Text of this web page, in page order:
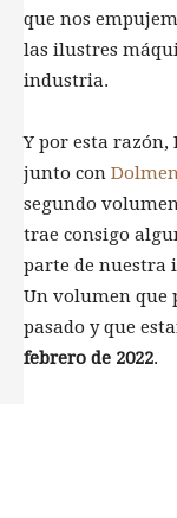
que nos
las ilustres
industria.
Y por esta
junto con
segundo
trae consigo
parte de nuestra
Un volumen que
pasado y que
febrero de 2022.